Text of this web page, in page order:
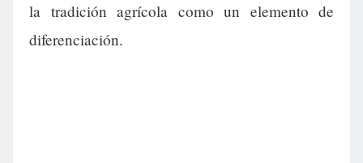
la tradición agrícola como un elemento de
diferenciación.